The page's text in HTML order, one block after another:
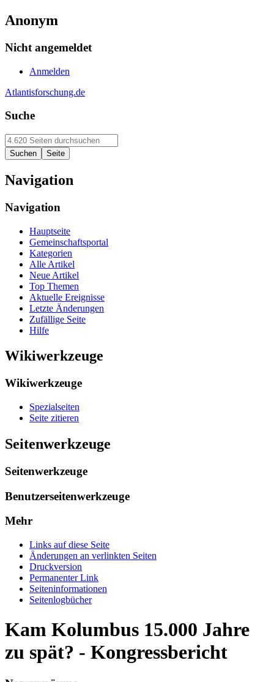
Anonym
Nicht angemeldet
Anmelden
Atlantisforschung.de
Suche
Navigation
Navigation
Hauptseite
Gemeinschaftsportal
Kategorien
Alle Artikel
Neue Artikel
Top Themen
Aktuelle Ereignisse
Letzte Änderungen
Zufällige Seite
Hilfe
Wikiwerkzeuge
Wikiwerkzeuge
Spezialseiten
Seite zitieren
Seitenwerkzeuge
Seitenwerkzeuge
Benutzerseitenwerkzeuge
Mehr
Links auf diese Seite
Änderungen an verlinkten Seiten
Druckversion
Permanenter Link
Seiten­informationen
Seitenlogbücher
Kam Kolumbus 15.000 Jahre
zu spät? - Kongressbericht